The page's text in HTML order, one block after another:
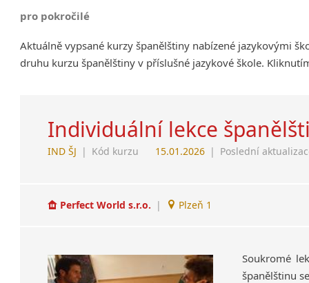
pro pokročilé
Aktuálně vypsané kurzy španělštiny nabízené jazykovými
druhu kurzu španělštiny v příslušné jazykové škole.
Individuální lekce
IND ŠJ | Kód kurzu 15.01.2026 | Poslední
Perfect World s.r.o. | Plzeň 1
Soukromé
španělštinu